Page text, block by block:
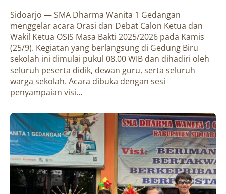
Sidoarjo — SMA Dharma Wanita 1 Gedangan
menggelar acara Orasi dan Debat Calon Ketua dan
Wakil Ketua OSIS Masa Bakti 2025/2026 pada Kamis
(25/9). Kegiatan yang berlangsung di Gedung Biru
sekolah ini dimulai pukul 08.00 WIB dan dihadiri oleh
seluruh peserta didik, dewan guru, serta seluruh
warga sekolah. Acara dibuka dengan sesi
penyampaian visi…